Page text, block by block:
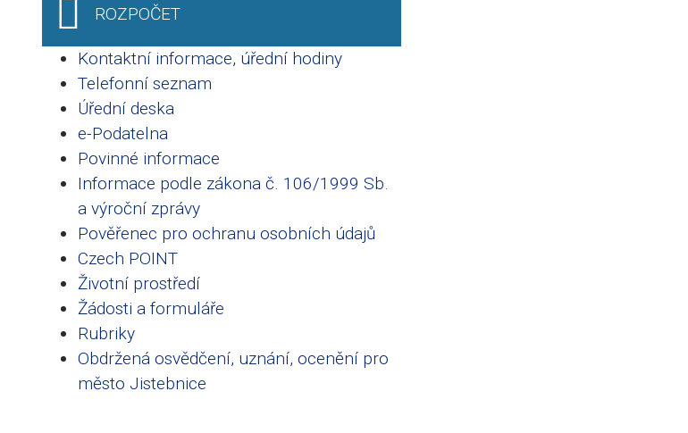
ROZPOČET
Kontaktní informace, úřední hodiny
Telefonní seznam
Úřední deska
e-Podatelna
Povinné informace
Informace podle zákona č. 106/1999 Sb.
a výroční zprávy
Pověřenec pro ochranu osobních údajů
Czech POINT
Životní prostředí
Žádosti a formuláře
Rubriky
Obdržená osvědčení, uznání, ocenění pro
město Jistebnice